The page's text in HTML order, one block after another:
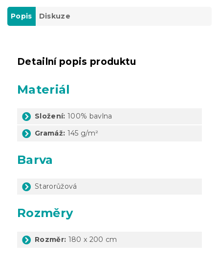
Popis Diskuze
Detailní popis produktu
Materiál
Složení: 100% bavlna
Gramáž: 145 g/m²
Barva
Starorůžová
Rozměry
Rozměr: 180 x 200 cm